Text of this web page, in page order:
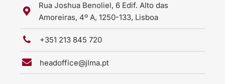
Rua Joshua Benoliel, 6 Edif. Alto das
Amoreiras, 4º A, 1250-133, Lisboa
+351 213 845 720
headoffice@jlma.pt